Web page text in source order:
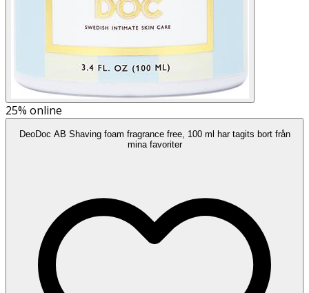
25% online
DeoDoc AB Shaving foam fragrance free, 100 ml har tagits bort från
mina favoriter